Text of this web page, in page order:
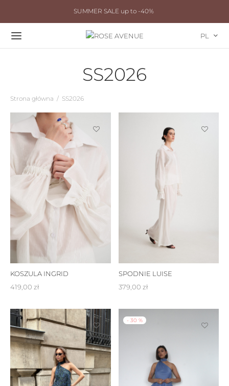
SUMMER SALE up to -40%
PL
SS2026
Strona główna / SS2026
KOSZULA INGRID
419,00 zł
SPODNIE LUISE
379,00 zł
- 30 %